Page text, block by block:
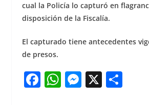
cual la Policía lo capturó en
disposición de la Fiscalía.
El capturado tiene antecedentes
de presos.
F W M X S